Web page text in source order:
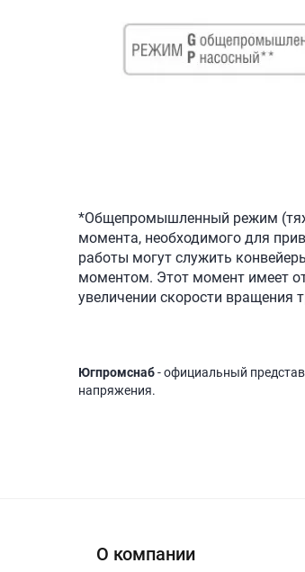
*Общепромышленный режим
момента, необходимого для
работы могут служить
моментом. Этот момент имеет
увеличении скорости
Югпромснаб- официальный
напряжения.
О компании